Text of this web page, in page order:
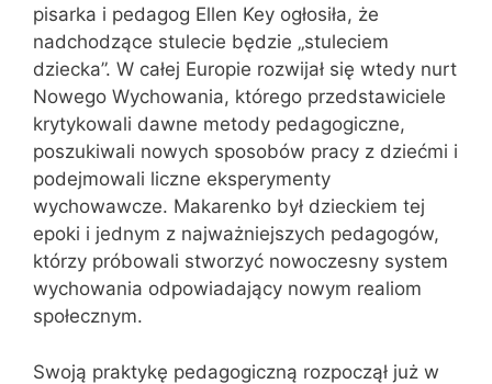
pisarka i pedagog Ellen Key ogłosiła, że
nadchodzące stulecie będzie „stuleciem
dziecka”. W całej Europie rozwijał się wtedy nurt
Nowego Wychowania, którego przedstawiciele
krytykowali dawne metody pedagogiczne,
poszukiwali nowych sposobów pracy z dziećmi i
podejmowali liczne eksperymenty
wychowawcze. Makarenko był dzieckiem tej
epoki i jednym z najważniejszych pedagogów,
którzy próbowali stworzyć nowoczesny system
wychowania odpowiadający nowym realiom
społecznym.
Swoją praktykę pedagogiczną rozpoczął już w